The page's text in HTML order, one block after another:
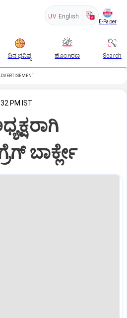
UV English
E-Paper
ದಿನ ಭವಿಷ್ಯ ಹೊಂಗಿರಣ Search
PM IST
ಬಾರ್ಕ್ಲೇ